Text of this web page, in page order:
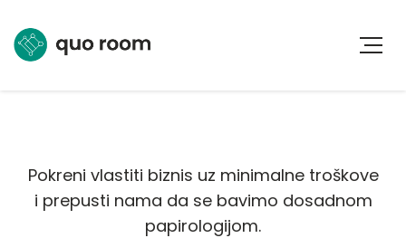
Pokreni vlastiti biznis uz minimalne troškove
i prepusti nama da se bavimo dosadnom
papirologijom.